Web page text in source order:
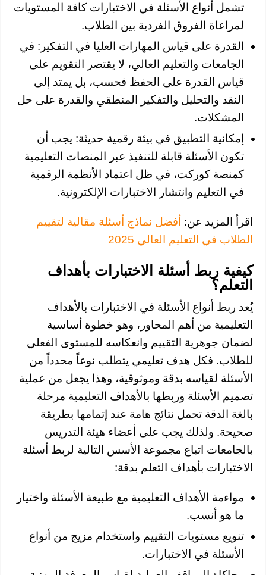
تشمل أنواع الأسئلة في الاختبارات كافة المستويات
لمراعاة الفروق الفردية بين الطلاب.
القدرة على قياس المهارات العليا في التفكير: في
الجامعات والتعليم العالي، لا يقتصر التقويم على
قياس القدرة على الحفظ فحسب، بل يمتد إلى
النقد والتحليل والتفكير المنطقي والقدرة على حل
المشكلات.
إمكانية التطبيق في بيئة رقمية حديثة: يجب أن
تكون الأسئلة قابلة للتنفيذ عبر المنصات التعليمية
كمنصة كوركت، في ظل اعتماد الأنظمة الرقمية
في التعليم وانتشار الاختبارات الإلكترونية.
اقرأ المزيد عن: أفضل نماذج أسئلة مقالية لتقييم
الطلاب في التعليم العالي 2025
كيفية ربط أسئلة الاختبارات بأهداف
التعلم؟
يُعد ربط أنواع الأسئلة في الاختبارات بالأهداف
التعليمية من أهم المحاور، وهو خطوة أساسية
لضمان جوهرية التقييم وانعكاسه للمستوى الفعلي
للطلاب. فكل هدف تعليمي يتطلب نوعاً محدداً من
الأسئلة لقياسه بدقة وموثوقية، وهذا يجعل من عملية
تصميم الأسئلة وربطها بالأهداف التعليمية مرحلة
بالغة الدقة تحمل نتائج هامة عند إتمامها بطريقة
صحيحة. ولذلك يجب على أعضاء هيئة التدريس
بالجامعات اتباع مجموعة الأسس التالية لربط أسئلة
الاختبارات بأهداف التعلم بدقة:
مواءمة الأهداف التعليمية مع طبيعة الأسئلة واختيار
ما هو أنسب.
تنويع مستويات التقييم واستخدام مزيج من أنواع
الأسئلة في الاختبارات.